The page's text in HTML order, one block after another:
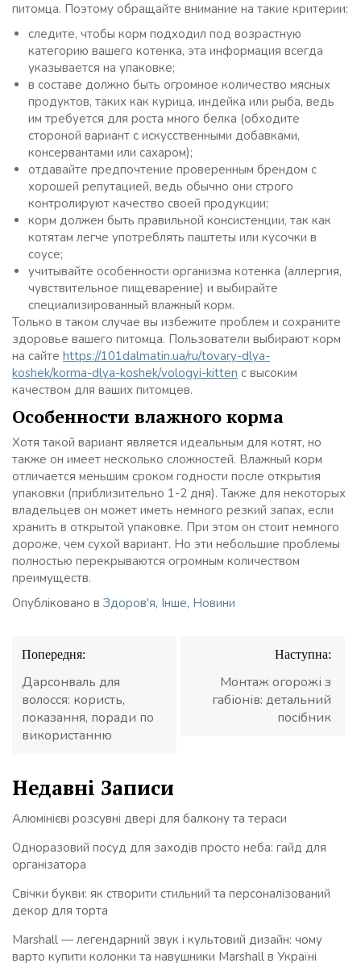
питомца. Поэтому обращайте внимание на такие критерии:
следите, чтобы корм подходил под возрастную
категорию вашего котенка, эта информация всегда
указывается на упаковке;
в составе должно быть огромное количество мясных
продуктов, таких как курица, индейка или рыба, ведь
им требуется для роста много белка (обходите
стороной вариант с искусственными добавками,
консервантами или сахаром);
отдавайте предпочтение проверенным брендом с
хорошей репутацией, ведь обычно они строго
контролируют качество своей продукции;
корм должен быть правильной консистенции, так как
котятам легче употреблять паштеты или кусочки в
соусе;
учитывайте особенности организма котенка (аллергия,
чувствительное пищеварение) и выбирайте
специализированный влажный корм.
Только в таком случае вы избежите проблем и сохраните
здоровье вашего питомца. Пользователи выбирают корм
на сайте https://101dalmatin.ua/ru/tovary-dlya-
koshek/korma-dlya-koshek/vologyi-kitten с высоким
качеством для ваших питомцев.
Особенности влажного корма
Хотя такой вариант является идеальным для котят, но
также он имеет несколько сложностей. Влажный корм
отличается меньшим сроком годности после открытия
упаковки (приблизительно 1-2 дня). Также для некоторых
владельцев он может иметь немного резкий запах, если
хранить в открытой упаковке. При этом он стоит немного
дороже, чем сухой вариант. Но эти небольшие проблемы
полностью перекрываются огромным количеством
преимуществ.
Опубліковано в Здоров'я, Інше, Новини
Навігація
записів
Попередня:
Дарсонваль для
волосся: користь,
показання, поради по
використанню
Наступна:
Монтаж огорожі з
габіонів: детальний
посібник
Недавні Записи
Алюмінієві розсувні двері для балкону та тераси
Одноразовий посуд для заходів просто неба: гайд для
організатора
Свічки букви: як створити стильний та персоналізований
декор для торта
Marshall — легендарний звук і культовий дизайн: чому
варто купити колонки та навушники Marshall в Україні